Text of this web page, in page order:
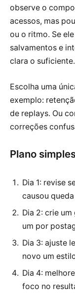
observe o
acessos, mas
ou o ritmo. Se
salvamentos e
clara o suficiente.
Escolha uma
exemplo:
de replays. Ou
correções
Plano
Dia 1: revise
causou
Dia 2: crie
um por
Dia 3: ajuste
novo um
Dia 4:
foco no